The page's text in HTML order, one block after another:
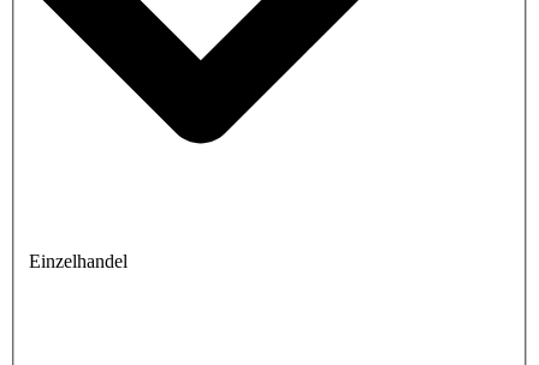
Einzelhandel